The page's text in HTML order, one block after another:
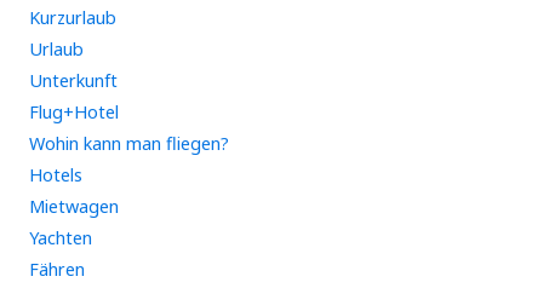
Kurzurlaub
Urlaub
Unterkunft
Flug+Hotel
Wohin kann man fliegen?
Hotels
Mietwagen
Yachten
Fähren